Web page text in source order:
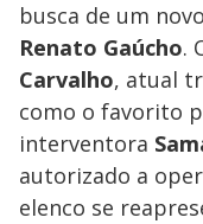
busca de um
Renato Gaúcho.
Carvalho, atual
como o favorito
interventora
autorizado a
elenco se